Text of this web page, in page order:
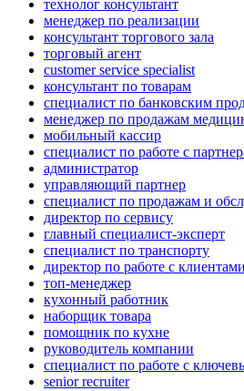
технолог консультант
менеджер по реализации
консультант торгового зала
торговый агент
customer service specialist
консультант по товарам
специалист по банковским
менеджер по продажам
мобильный кассир
специалист по работе с
администратор
управляющий партнер
специалист по продажам и
директор по сервису
главный специалист-эксперт
специалист по транспорту
директор по работе с клиентами
топ-менеджер
кухонный работник
наборщик товара
помощник по кухне
руководитель компании
специалист по работе с
senior recruiter